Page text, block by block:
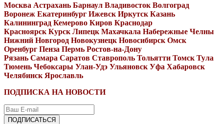
Москва Астрахань Барнаул Владивосток Волгоград
Воронеж Екатеринбург Ижевск Иркутск Казань
Калининград Кемерово Киров Краснодар
Красноярск Курск Липецк Махачкала Набережные Челны
Нижний Новгород Новокузнецк Новосибирск Омск
Оренбург Пенза Пермь Ростов-на-Дону
Рязань Самара Саратов Ставрополь Тольятти Томск Тула
Тюмень Чебоксары Улан-Удэ Ульяновск Уфа Хабаровск
Челябинск Ярославль
ПОДПИСКА НА НОВОСТИ